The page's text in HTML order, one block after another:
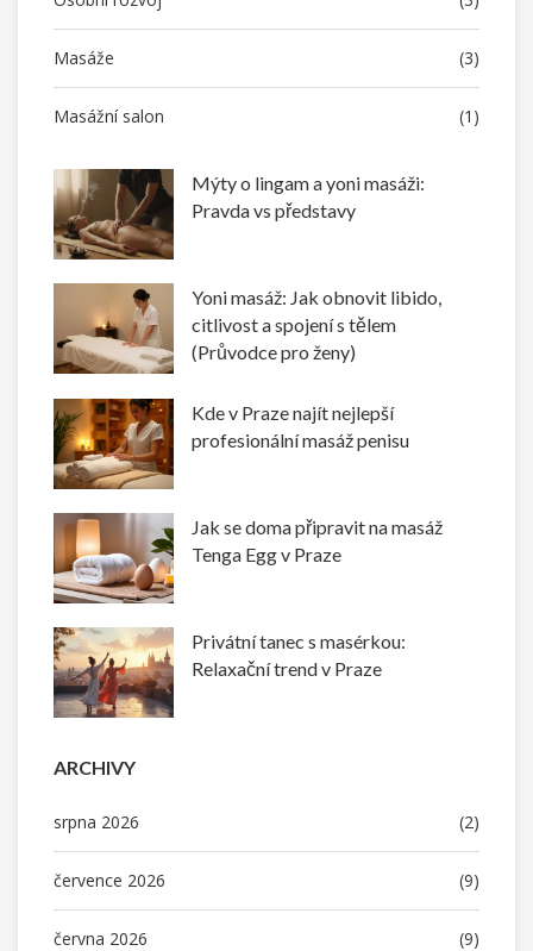
Masáže (3)
Masážní salon (1)
Mýty o lingam a yoni masáži:
Pravda vs představy
Yoni masáž: Jak obnovit libido,
citlivost a spojení s tělem
(Průvodce pro ženy)
Kde v Praze najít nejlepší
profesionální masáž penisu
Jak se doma připravit na masáž
Tenga Egg v Praze
Privátní tanec s masérkou:
Relaxační trend v Praze
ARCHIVY
srpna 2026 (2)
července 2026 (9)
června 2026 (9)